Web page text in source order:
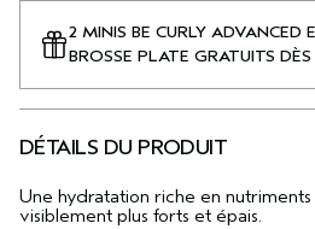
2 MINIS BE CURLY ADVANCED
BROSSE PLATE GRATUITS
DÉTAILS DU PRODUIT
Une hydratation riche en
visiblement plus forts et épais.